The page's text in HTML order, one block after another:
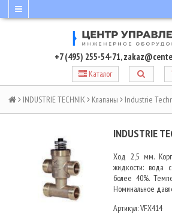
+7 (495) 255-54-71,
Каталог
INDUSTRIE TECHNIK Клапаны Industrie
INDUSTRIE
Ход 2,5 мм.
жидкости: вода
более 40%.
Номинальное
Артикул:VFX414